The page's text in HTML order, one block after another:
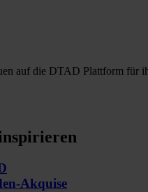
auf die DTAD Plattform für
Akquise